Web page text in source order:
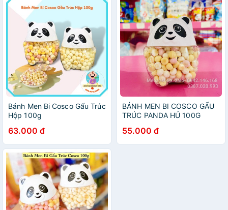
Bánh Men Bi Cosco Gấu Trúc
Hộp 100g
63.000 đ
BÁNH MEN BI COSCO GẤU
TRÚC PANDA HỦ 100G
55.000 đ